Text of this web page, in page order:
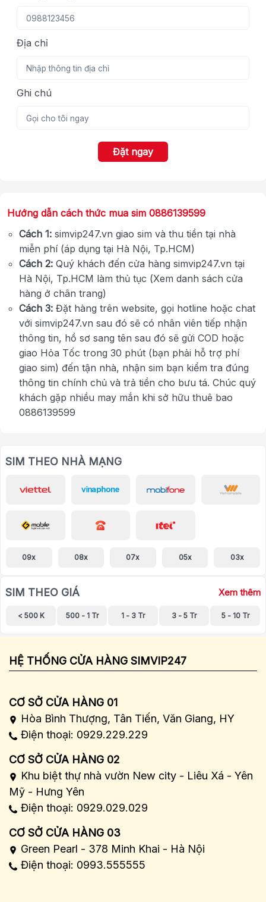
Địa chỉ
Ghi chú
Đặt ngay
Hướng dẫn cách thức mua sim 0886139599
Cách 1: simvip247.vn giao sim và thu tiền tại nhà
miễn phí (áp dụng tại Hà Nội, Tp.HCM)
Cách 2: Quý khách đến cửa hàng simvip247.vn tại
Hà Nội, Tp.HCM làm thủ tục (Xem danh sách cửa
hàng ở chân trang)
Cách 3: Đặt hàng trên website, gọi hotline hoặc chat
với simvip247.vn sau đó sẽ có nhân viên tiếp nhận
thông tin, hồ sơ sang tên sau đó sẽ gửi COD hoặc
giao Hỏa Tốc trong 30 phút (bạn phải hỗ trợ phí
giao sim) đến tận nhà, nhận sim bạn kiểm tra đúng
thông tin chính chủ và trả tiền cho bưu tá. Chúc quý
khách gặp nhiều may mắn khi sở hữu thuê bao
0886139599
SIM THEO NHÀ MẠNG
09x 08x 07x 05x 03x
SIM THEO GIÁ Xem thêm
< 500 K 500 - 1 Tr 1 - 3 Tr 3 - 5 Tr 5 - 10 Tr
HỆ THỐNG CỬA HÀNG SIMVIP247
CƠ SỞ CỬA HÀNG 01
Hòa Bình Thượng, Tân Tiến, Văn Giang, HY
Điện thoại: 0929.229.229
CƠ SỞ CỬA HÀNG 02
Khu biệt thự nhà vườn New city - Liêu Xá - Yên
Mỹ - Hưng Yên
Điện thoại: 0929.029.029
CƠ SỞ CỬA HÀNG 03
Green Pearl - 378 Minh Khai - Hà Nội
Điện thoại: 0993.555555